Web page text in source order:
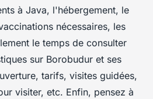
à Java, l'hébergement, le
nécessaires, les
le temps de consulter
sur Borobudur et ses
tarifs, visites guidées,
visiter, etc. Enfin, pensez à